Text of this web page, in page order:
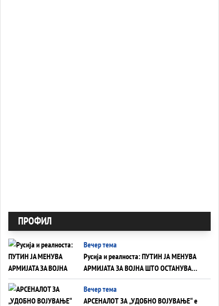
ПРОФИЛ
Вечер тема
Русија и реалноста: ПУТИН ЈА МЕНУВА
АРМИЈАТА ЗА ВОЈНА ШТО ОСТАНУВА
БЕЗ ФРОНТ
Вечер тема
АРСЕНАЛОТ ЗА „УДОБНО ВОЈУВАЊЕ“ е